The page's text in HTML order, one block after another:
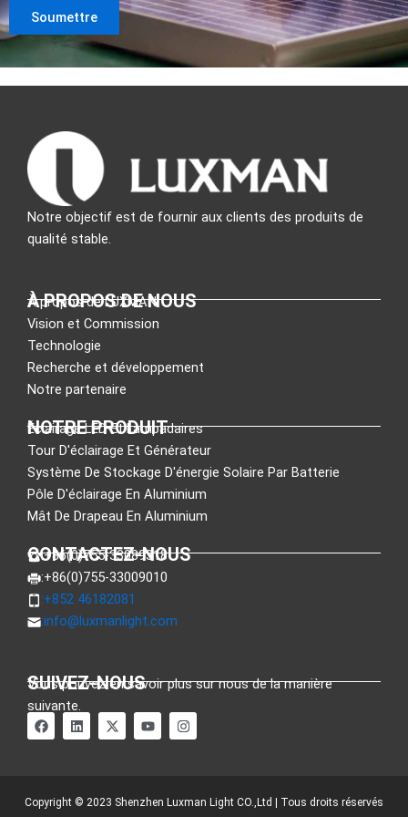
Notre objectif est de fournir aux clients des produits de
qualité stable.
À PROPOS DE NOUS
À propos de LUXMAN
Vision et Commission
Technologie
Recherche et développement
Notre partenaire
NOTRE PRODUIT
Éclairage LED Et Lampadaires
Tour D'éclairage Et Générateur
Système De Stockage D'énergie Solaire Par Batterie
Pôle D'éclairage En Aluminium
Mât De Drapeau En Aluminium
CONTACTEZ-NOUS
:+86(0)755-33089318
:+86(0)755-33009010
:+852 46182081
:info@luxmanlight.com
SUIVEZ-NOUS
Vous pouvez en savoir plus sur nous de la manière
suivante.
F
a
c
o
L
i
n
i
X
-
t
t
Y
o
u
e
I
n
s
r
Copyright © 2023 Shenzhen Luxman Light CO.,Ltd | Tous droits réservés